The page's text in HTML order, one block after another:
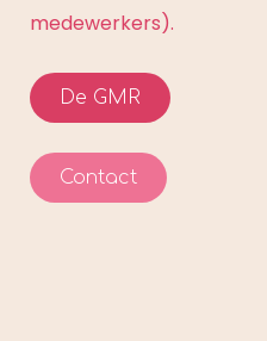
medewerkers).
De GMR
Contact